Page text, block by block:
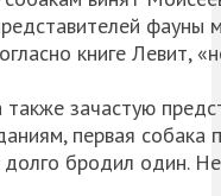
книге
также зачастую
первая
бродил один.